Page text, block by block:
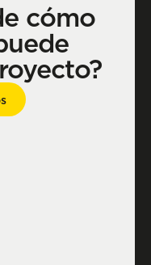
cómo